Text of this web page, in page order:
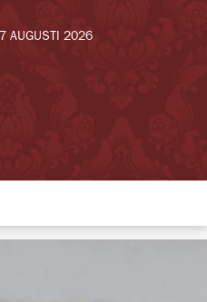
7 AUGUSTI 2026